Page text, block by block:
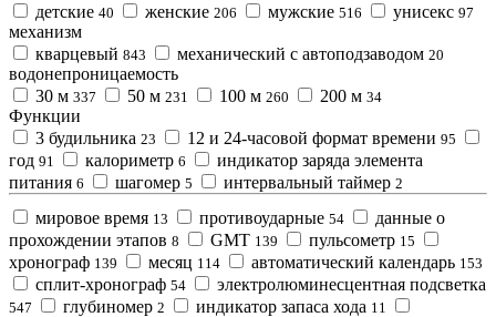
детские 40 женские 206 мужские 516 унисекс 97
механизм
кварцевый 843 механический с автоподзаводом 20
водонепроницаемость
30 м 337 50 м 231 100 м 260 200 м 34
Функции
3 будильника 23 12 и 24-часовой формат времени 95
год 91 калориметр 6
индикатор зарядa элемента
питания 6 шагомер 5 интервальный таймер 2
мировое время 13 противоударные 54
данные о
прохождении этапов 8 GMT 139 пульсометр 15
хронограф 139 месяц 114 автоматический календарь 153
сплит-хронограф 54 электролюминесцентная подсветка
547 глубиномер 2 индикатор запаса хода 11